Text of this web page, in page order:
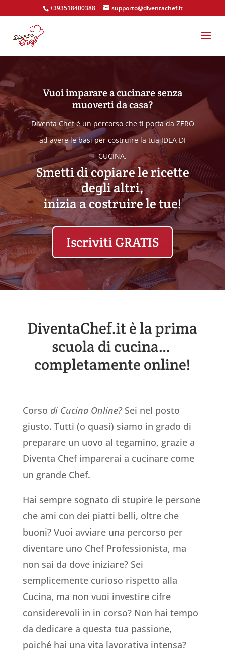
+393518400388 supporto@diventachef.it
Vuoi imparare a cucinare senza
muoverti da casa?
Diventa Chef è un percorso che ti porta da ZERO
ad avere le basi per costruire la tua IDEA DI
CUCINA.
Smetti di copiare le ricette
degli altri,
inizia a costruire le tue!
Iscriviti GRATIS
DiventaChef.it è la prima
scuola di cucina…
completamente online!
Corso di Cucina Online?Sei nel posto
giusto. Tutti (o quasi) siamo in grado di
preparare un uovo al tegamino, grazie a
Diventa Chef imparerai a cucinare come
un grande Chef.
Hai sempre sognato di stupire le persone
che ami con dei piatti belli, oltre che
buoni? Vuoi avviare una percorso per
diventare uno Chef Professionista, ma
non sai da dove iniziare? Sei
semplicemente curioso rispetto alla
Cucina, ma non vuoi investire cifre
considerevoli in in corso? Non hai tempo
da dedicare a questa tua passione,
poiché hai una vita lavorativa intensa?